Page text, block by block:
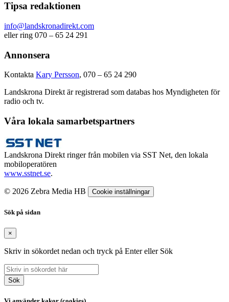
Tipsa redaktionen
info@landskronadirekt.com
eller ring 070 – 65 24 291
Annonsera
Kontakta Kary Persson, 070 – 65 24 290
Landskrona Direkt är registrerad som databas hos Myndigheten för
radio och tv.
Våra lokala samarbetspartners
Landskrona Direkt ringer från mobilen via SST Net, den lokala
mobiloperatören
www.sstnet.se.
© 2026 Zebra Media HB Cookie inställningar
Sök på sidan
×
Skriv in sökordet nedan och tryck på Enter eller Sök
Sök